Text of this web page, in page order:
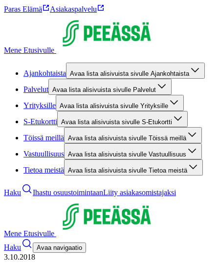
Paras Elämä Asiakaspalvelu
Mene Etusivulle
Ajankohtaista Avaa lista alisivuista sivulle Ajankohtaista
Palvelut Avaa lista alisivuista sivulle Palvelut
Yrityksille Avaa lista alisivuista sivulle Yrityksille
S-Etukortti Avaa lista alisivuista sivulle S-Etukortti
Töissä meillä Avaa lista alisivuista sivulle Töissä meillä
Vastuullisuus Avaa lista alisivuista sivulle Vastuullisuus
Tietoa meistä Avaa lista alisivuista sivulle Tietoa meistä
Haku Ihastu osuustoimintaanLiity asiakasomistajaksi
Mene Etusivulle
Haku
Avaa navigaatio
3.10.2018